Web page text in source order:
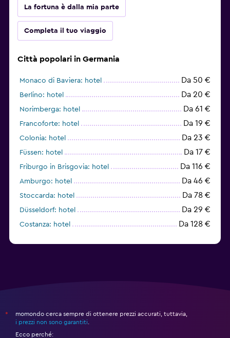
La fortuna è dalla mia parte
Completa il tuo viaggio
Città popolari in Germania
Monaco di Baviera: hotel Da 50 €
Berlino: hotel Da 20 €
Norimberga: hotel Da 61 €
Francoforte: hotel Da 19 €
Colonia: hotel Da 23 €
Füssen: hotel Da 17 €
Friburgo in Brisgovia: hotel Da 116 €
Amburgo: hotel Da 46 €
Stoccarda: hotel Da 78 €
Düsseldorf: hotel Da 29 €
Costanza: hotel Da 128 €
*
momondo cerca sempre di ottenere prezzi accurati, tuttavia,
i prezzi non sono garantiti
Ecco perché: